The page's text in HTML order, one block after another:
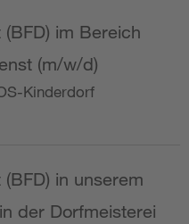
im Bereich
(m/w/d)
Kinderdorf
in unserem
der Dorfmeisterei